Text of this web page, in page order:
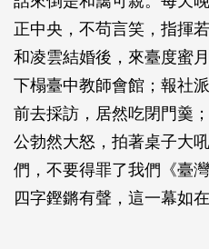
正中央，不苟言笑，指揮
和凌雲結婚後，來臺度蜜
下榻臺中教師會館；報社
前去採訪，居然吃閉門羹
公勃然大怒，拍著桌子大
們，不要得罪了我們《臺
四字鏗鏘有聲，這一幕如